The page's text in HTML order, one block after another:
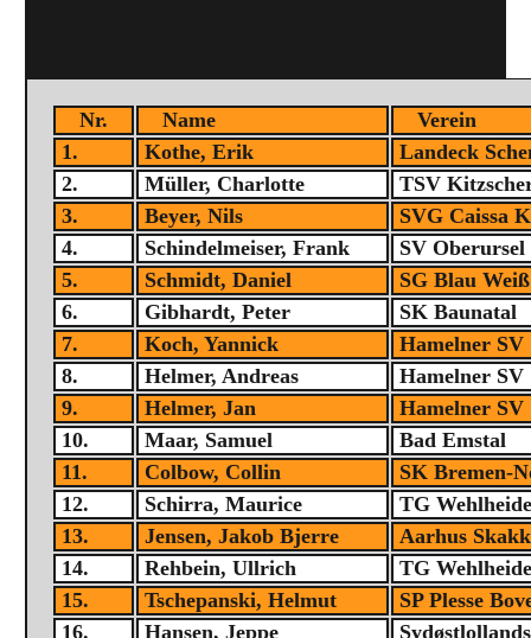
Nr. Name
Verein
1.
Kothe, Erik
Landeck
2.
Müller, Charlotte
TSV
3.
Beyer, Nils
SVG Caissa
4.
Schindelmeiser, Frank
SV Oberursel
5.
Schmidt, Daniel
SG Blau
6.
Gibhardt, Peter
SK Baunatal
7.
Koch, Yannick
Hamelner SV
8.
Helmer, Andreas
Hamelner SV
9.
Helmer, Jan
Hamelner SV
10.
Maar, Samuel
Bad Emstal
11.
Colbow, Collin
SK Bremen-
12.
Schirra, Maurice
TG
13.
Jensen, Jakob Bjerre
Aarhus
14.
Rehbein, Ullrich
TG
15.
Tschepanski, Helmut
SP Plesse
16.
Hansen, Jeppe